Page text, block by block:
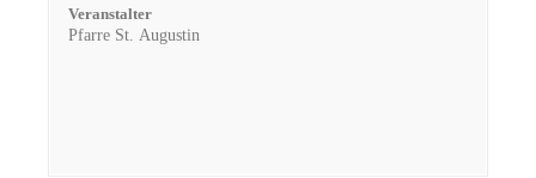
Veranstalter
Pfarre St. Augustin